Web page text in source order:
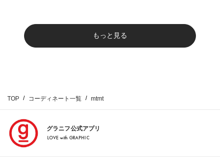
もっと見る
TOP コーディネート一覧 mtmt
グラニフ公式アプリ
LOVE with GRAPHIC